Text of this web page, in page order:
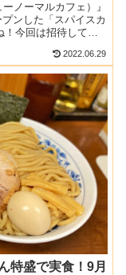
ノーマルカフェ）』
ンした「スパイスカ
！今回は招待してい
2022.06.29
特盛で実食！9月